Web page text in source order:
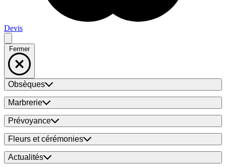
Devis
Fermer
Obsèques
Marbrerie
Prévoyance
Fleurs et cérémonies
Actualités